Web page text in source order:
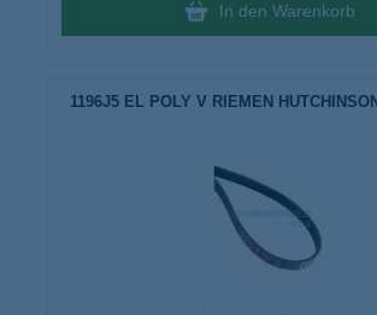
In den Warenkorb
1196J5 EL POLY V RIEMEN